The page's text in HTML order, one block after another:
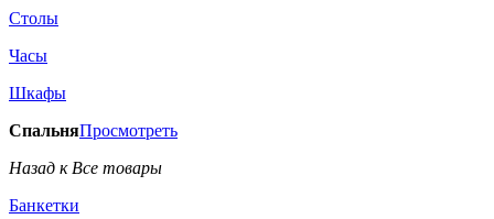
Столы
Часы
Шкафы
СпальняПросмотреть
Назад к Все товары
Банкетки